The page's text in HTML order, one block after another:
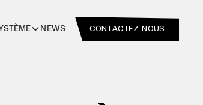
NEWS CONTACTEZ-NOUS